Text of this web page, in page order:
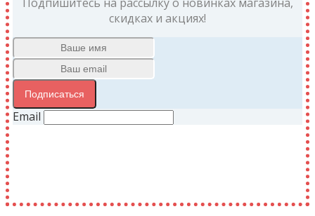
скидках и акциях!
Подписаться
Email